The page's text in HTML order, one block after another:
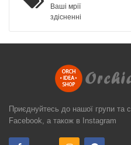
Ваші мрії
здісненні
Приєднуйтесь до нашої групи та
Facebook, а також в Instagram